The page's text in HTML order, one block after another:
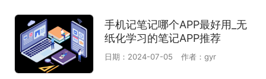
手机记笔记哪个APP最好用_无
纸化学习的笔记APP推荐
日期：2024-07-05 作者：gyr